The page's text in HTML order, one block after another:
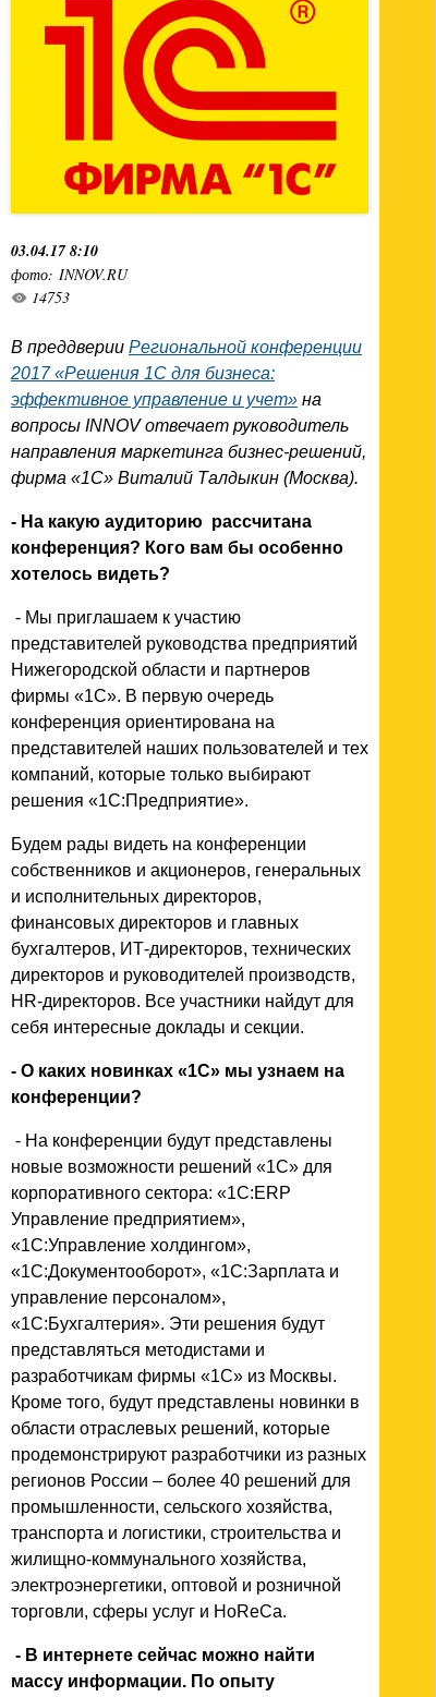
03.04.17 8:10
фото: INNOV.RU
14753
В преддверии Региональной конференции
2017 «Решения 1С для бизнеса:
эффективное управление и учет» на
вопросы INNOV отвечает руководитель
направления маркетинга бизнес-решений,
фирма «1С» Виталий Талдыкин (Москва).
- На какую аудиторию рассчитана
конференция? Кого вам бы особенно
хотелось видеть?
- Мы приглашаем к участию
представителей руководства предприятий
Нижегородской области и партнеров
фирмы «1С». В первую очередь
конференция ориентирована на
представителей наших пользователей и тех
компаний, которые только выбирают
решения «1С:Предприятие».
Будем рады видеть на конференции
собственников и акционеров, генеральных
и исполнительных директоров,
финансовых директоров и главных
бухгалтеров, ИТ-директоров, технических
директоров и руководителей производств,
HR-директоров. Все участники найдут для
себя интересные доклады и секции.
- О каких новинках «1С» мы узнаем на
конференции?
- На конференции будут представлены
новые возможности решений «1С» для
корпоративного сектора: «1С:ERP
Управление предприятием»,
«1С:Управление холдингом»,
«1С:Документооборот», «1С:Зарплата и
управление персоналом»,
«1С:Бухгалтерия». Эти решения будут
представляться методистами и
разработчикам фирмы «1С» из Москвы.
Кроме того, будут представлены новинки в
области отраслевых решений, которые
продемонстрируют разработчики из разных
регионов России – более 40 решений для
промышленности, сельского хозяйства,
транспорта и логистики, строительства и
жилищно-коммунального хозяйства,
электроэнергетики, оптовой и розничной
торговли, сферы услуг и HoReCa.
- В интернете сейчас можно найти
массу информации. По опыту